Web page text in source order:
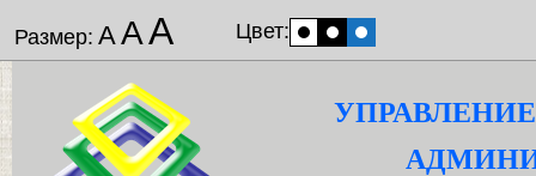
Размер: ААА Цвет: